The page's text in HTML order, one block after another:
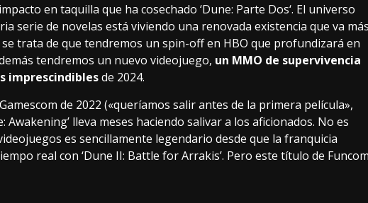
impacto en taquilla que ha cosechado ‘Dune: Parte Dos‘. El universo
serie de novelas está viviendo una renovada existencia que va
trata de que tendremos un spin-off en HBO que profundizará en
tendremos un nuevo videojuego, un MMO de supervivencia
imprescindiblesde 2024.
de 2022 («queríamos salir antes de la primera película»,
Awakening’ lleva meses haciendo salivar a los aficionados. No es
es sencillamente legendario desde que la franquicia
real con ‘Dune II: Battle for Arrakis’. Pero este título de